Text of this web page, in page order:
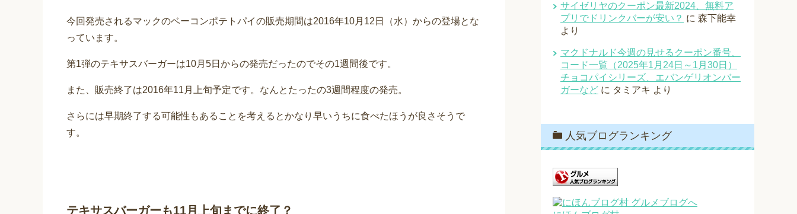
今回発売されるマックのベーコンポテトパイの販売期間は2016年10月12日（水）からの登場とな
っています。
第1弾のテキサスバーガーは10月5日からの発売だったのでその1週間後です。
また、販売終了は2016年11月上旬予定です。なんとたったの3週間程度の発売。
さらには早期終了する可能性もあることを考えるとかなり早いうちに食べたほうが良さそうで
す。
テキサスバーガーも11月上旬までに終了？
サイゼリヤのクーポン最新2024、無料ア
プリでドリンクバーが安い？ に 森下能幸
より
マクドナルド今週の見せるクーポン番号、
コード一覧（2025年1月24日～1月30日）
チョコパイシリーズ、エバンゲリオンバー
ガーなど に タミアキ より
人気ブログランキング